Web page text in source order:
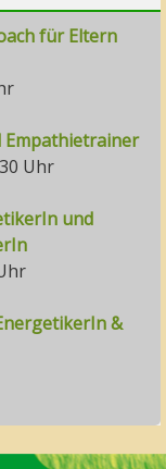
für Eltern
Empathietrainer
Uhr
und
&